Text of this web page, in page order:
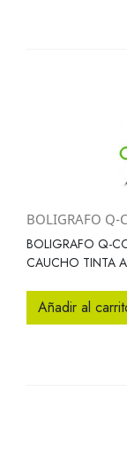
BOLIGRAFO Q-
BOLIGRAFO Q-
CAUCHO TINTA
Añadir al